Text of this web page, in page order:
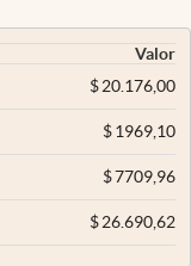
Valor
$20.176,00
$1969,10
$7709,96
$26.690,62